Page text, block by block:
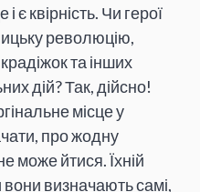
є квірність. Чи герої
революцію,
та інших
дій? Так, дійсно!
місце у
про жодну
може йтися. Їхній
визначають самі,